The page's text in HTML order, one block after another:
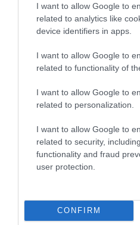
I want to allow Google to
related to analytics like
device identifiers in apps.
I want to allow Google to
related to functionality of
I want to allow Google to
related to personalization.
I want to allow Google to
related to security,
functionality and fraud
user protection.
CONFIRM
Nem feltétlenül
keresni. A sötét
foltok vagy az apró
az első jelei lehetnek
poloskák vannak a
EZEKEN AZ
PANASZKODTAK A